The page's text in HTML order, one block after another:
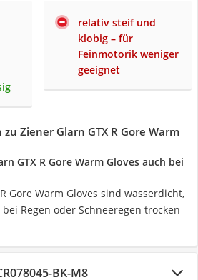
relativ steif und
klobig – für
Feinmotorik weniger
geeignet
Ziener Glarn GTX R Gore Warm
GTX R Gore Warm Gloves auch bei
Gore Warm Gloves sind wasserdicht,
Regen oder Schneeregen trocken
BK-M8